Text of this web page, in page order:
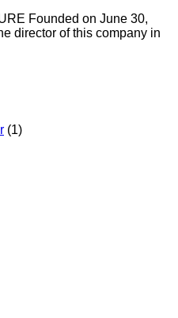
Founded on June 30,
director of this company in
(1)